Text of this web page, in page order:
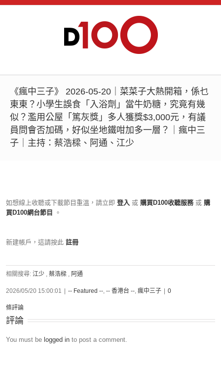
《瘋中三子》 2026-05-20｜菜菜子大熱開箱，係乜
東東？小學生誤食「入浴劑」當牛奶糖，究竟有幾
似？濫用公屋「篤灰獎」多人獲獎$3,000元，有議
員問會否加碼，好似坐地鐵咁加多一層？｜瘋中三
子｜主持：蔡浩樑、阿通、江少
如想線上收聽或下載節目重溫，請立即 登入 或 購買D100收聽服務 或 購
買D100網台節目
。
新建帳戶，這請按此 註冊
相關搜尋: 江少 , 蔡浩樑 , 阿通
2026/05/20 15:00:01 -- Featured --, -- 香港台 --, 瘋中三子 0
條評論
評論
You must be logged in to post a comment.